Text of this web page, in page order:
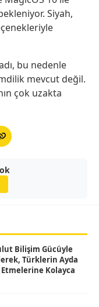
Siyah,
bu nedenle
mevcut değil.
çok uzakta
Bilişim Gücüyle
Türklerin Ayda
Etmelerine Kolayca